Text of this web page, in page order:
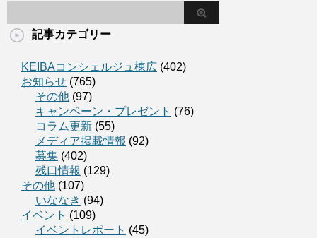
記事カテゴリー
KEIBAコンシェルジュ棟広 (402)
お知らせ (765)
その他 (97)
キャンペーン・プレゼント (76)
コラム更新 (55)
メディア掲載情報 (92)
募集 (402)
残口情報 (129)
その他 (107)
いななき (94)
イベント (109)
イベントレポート (45)